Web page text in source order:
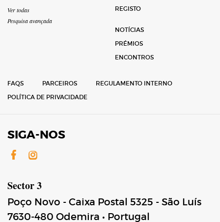
Ver todas
Pesquisa avançada
REGISTO
NOTÍCIAS
PRÉMIOS
ENCONTROS
FAQS PARCEIROS
REGULAMENTO INTERNO
POLÍTICA DE PRIVACIDADE
SIGA-NOS
Facebook
Instagram
Sector 3
Poço Novo - Caixa Postal 5325 - São Luís
7630-480 Odemira • Portugal